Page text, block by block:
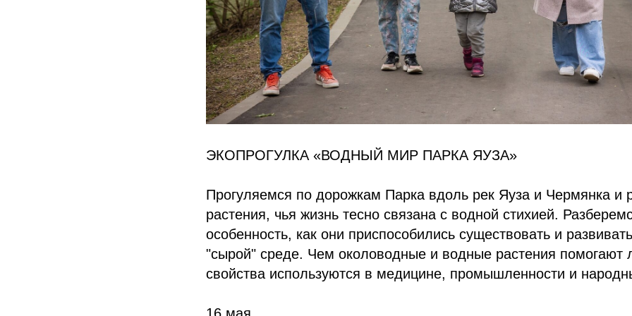
ЭКОПРОГУЛКА «ВОДНЫЙ МИР ПАРКА ЯУЗА»
Прогуляемся по дорожкам Парка вдоль рек Яуза и Чермянка и
растения, чья жизнь тесно связана с водной стихией.
особенность, как они приспособились существовать и
"сырой" среде. Чем околоводные и водные растения помогают
свойства используются в медицине, промышленности и